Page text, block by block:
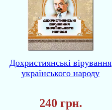
Дохристиянські вірування
українського народу
240 грн.